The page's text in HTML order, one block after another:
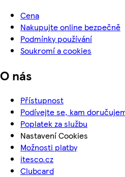
Cena
Nakupujte online bezpečně
Podmínky používání
Soukromí a cookies
O nás
Přístupnost
Podívejte se, kam
Poplatek za službu
Nastavení Cookies
Možnosti platby
itesco.cz
Clubcard